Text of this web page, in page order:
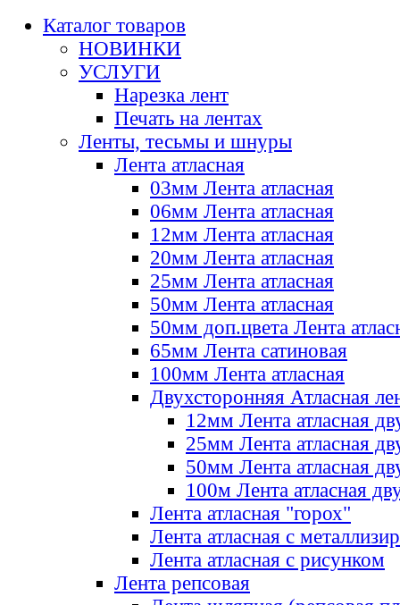
Каталог товаров
НОВИНКИ
УСЛУГИ
Нарезка лент
Печать на лентах
Ленты, тесьмы и шнуры
Лента атласная
03мм Лента атласная
06мм Лента атласная
12мм Лента атласная
20мм Лента атласная
25мм Лента атласная
50мм Лента атласная
50мм доп.цвета Лента
65мм Лента сатиновая
100мм Лента атласная
Двухсторонняя Атласная
12мм Лента атласная
25мм Лента атласная
50мм Лента атласная
100м Лента атласная
Лента атласная "горох"
Лента атласная с
Лента атласная с рисунком
Лента репсовая